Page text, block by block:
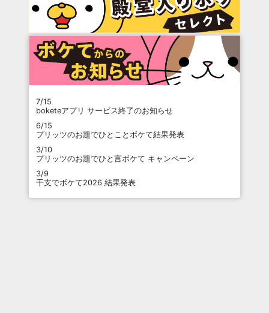
7/15
boketeアプリ サービス終了のお知らせ
6/15
プリッツのお題でひとことボケて結果発表
3/10
プリッツのお題でひと言ボケて キャンペーン
3/9
干支でボケて2026 結果発表